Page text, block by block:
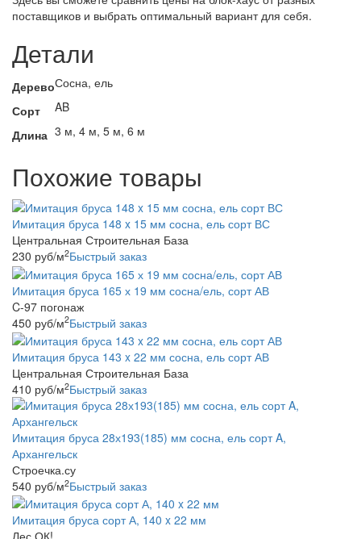
поставщиков и выбрать оптимальный вариант для себя.
Детали
ДеревоСосна, ель
Сорт
AB
Длина 3 м, 4 м, 5 м, 6 м
Похожие товары
Имитация бруса 148 x 15 мм сосна, ель сорт ВС
Центральная Строительная База
230 руб/м2Быстрый заказ
Имитация бруса 165 х 19 мм сосна/ель, сорт АВ
C-97 погонаж
450 руб/м2Быстрый заказ
Имитация бруса 143 x 22 мм сосна, ель сорт АВ
Центральная Строительная База
410 руб/м2Быстрый заказ
Имитация бруса 28х193(185) мм сосна, ель сорт A,
Архангельск
Строечка.су
540 руб/м2Быстрый заказ
Имитация бруса сорт А, 140 x 22 мм